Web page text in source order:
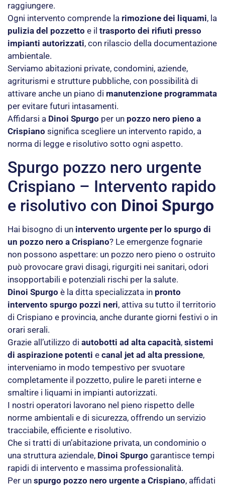
raggiungere.
Ogni intervento comprende la rimozione dei liquami, la
pulizia del pozzetto e il trasporto dei rifiuti presso
impianti autorizzati, con rilascio della documentazione
ambientale.
Serviamo abitazioni private, condomini, aziende,
agriturismi e strutture pubbliche, con possibilità di
attivare anche un piano di manutenzione programmata
per evitare futuri intasamenti.
Affidarsi a Dinoi Spurgo per un pozzo nero pieno a
Crispiano significa scegliere un intervento rapido, a
norma di legge e risolutivo sotto ogni aspetto.
Spurgo pozzo nero urgente
Crispiano – Intervento rapido
e risolutivo con Dinoi Spurgo
Hai bisogno di un intervento urgente per lo spurgo di
un pozzo nero a Crispiano? Le emergenze fognarie
non possono aspettare: un pozzo nero pieno o ostruito
può provocare gravi disagi, rigurgiti nei sanitari, odori
insopportabili e potenziali rischi per la salute.
Dinoi Spurgo è la ditta specializzata in pronto
intervento spurgo pozzi neri, attiva su tutto il territorio
di Crispiano e provincia, anche durante giorni festivi o in
orari serali.
Grazie all’utilizzo di autobotti ad alta capacità, sistemi
di aspirazione potenti e canal jet ad alta pressione,
interveniamo in modo tempestivo per svuotare
completamente il pozzetto, pulire le pareti interne e
smaltire i liquami in impianti autorizzati.
I nostri operatori lavorano nel pieno rispetto delle
norme ambientali e di sicurezza, offrendo un servizio
tracciabile, efficiente e risolutivo.
Che si tratti di un’abitazione privata, un condominio o
una struttura aziendale, Dinoi Spurgo garantisce tempi
rapidi di intervento e massima professionalità.
Per un spurgo pozzo nero urgente a Crispiano, affidati